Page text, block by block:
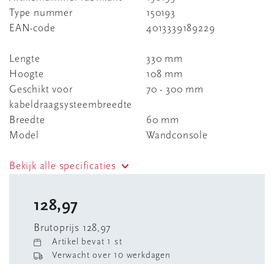
Type nummer
150193
EAN-code
4013339189229
Lengte
330 mm
Hoogte
108 mm
Geschikt voor
kabeldraagsysteembreedte
70 - 300 mm
Breedte
60 mm
Model
Wandconsole
Bekijk alle specificaties
128,97
Brutoprijs 128,97
Artikel bevat 1 st
Verwacht over 10 werkdagen